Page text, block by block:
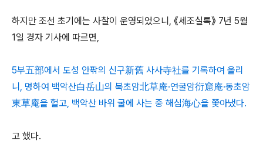
하지만 조선 초기에는 사찰이 운영되었으니, 《세조실록》 7년 5월
1일 경자 기사에 따르면,
5부五部에서 도성 안팎의 신구新舊 사사寺社를 기록하여 올리
니, 명하여 백악산白岳山의 북초암北草庵·연굴암衍窟庵·동초암
東草庵을 헐고, 백악산 바위 굴에 사는 중 해심海心을 쫓아냈다.
고 했다.